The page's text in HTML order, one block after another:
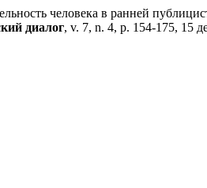
человека в ранней
диалог, v. 7, n. 4, p. 154-175, 15